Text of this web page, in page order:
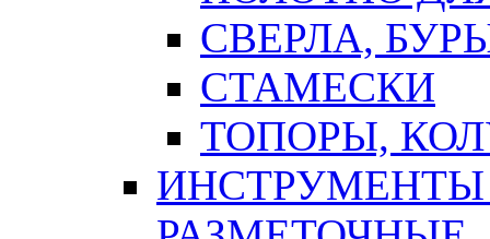
СВЕРЛА,
СТАМЕСКИ
ТОПОРЫ,
ИНСТРУМЕНТЫ